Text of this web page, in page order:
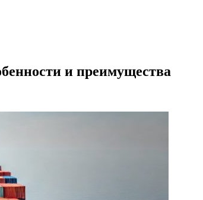
и преимущества